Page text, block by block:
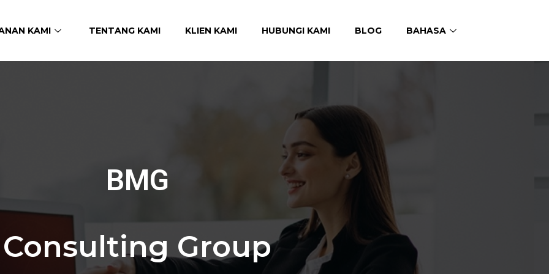
KAMI TENTANG KAMI KLIEN KAMI HUBUNGI KAMI BLOG BAHASA
BMG
Consulting Group